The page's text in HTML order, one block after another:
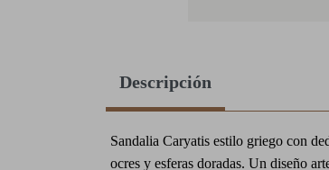
Descripción
Sandalia Caryatis estilo griego con
ocres y esferas doradas. Un diseño